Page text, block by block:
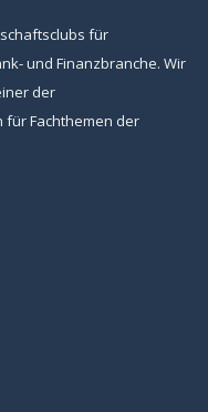
für
und Finanzbranche. Wir
der
für Fachthemen der